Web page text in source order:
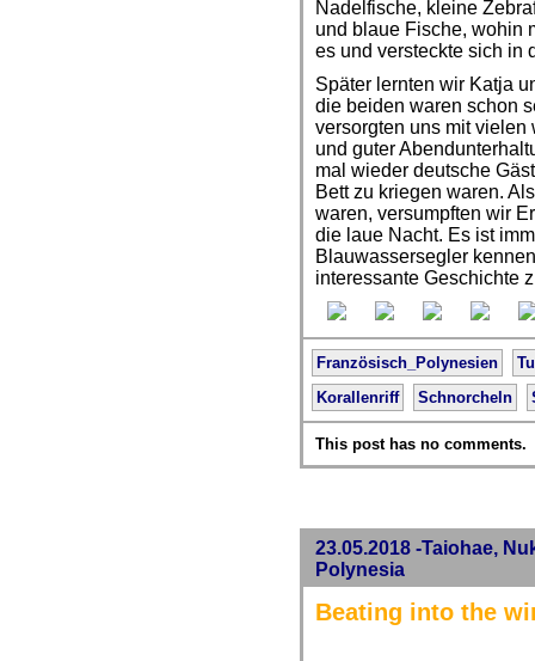
Nadelfische, kleine
und blaue Fische, wohin
es und versteckte sich in
Später lernten wir Katja
die beiden waren schon
versorgten uns mit vielen
und guter
mal wieder deutsche
Bett zu kriegen waren.
waren, versumpften wir
die laue Nacht. Es ist
Blauwassersegler
interessante Geschichte
Französisch_Polynesien
Korallenriff
Schnorcheln
This post has no comments.
23.05.2018 -Taiohae,
Polynesia
Beating into the